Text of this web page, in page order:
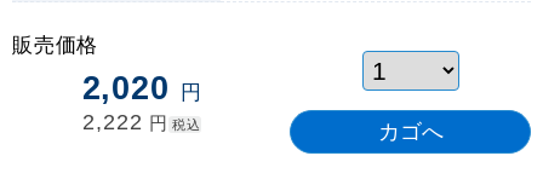
販売価格
2,020 円
2,222 円 税込